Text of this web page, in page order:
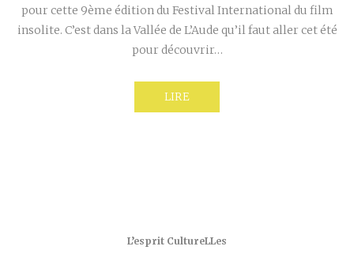
pour cette 9ème édition du Festival International du film
insolite. C’est dans la Vallée de L’Aude qu’il faut aller cet été
pour découvrir…
LIRE
L’esprit CultureLLes